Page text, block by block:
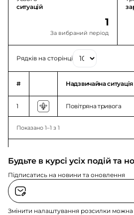
ситуацій
1
За вибраний період
Рядків на сторінці
# Надзвичайна ситуація
1 Повітряна тривога
Показано 1–1 з 1
Будьте в курсі усіх подій та
Підписатись на новини та оновлення
Змінити налаштування розсилки